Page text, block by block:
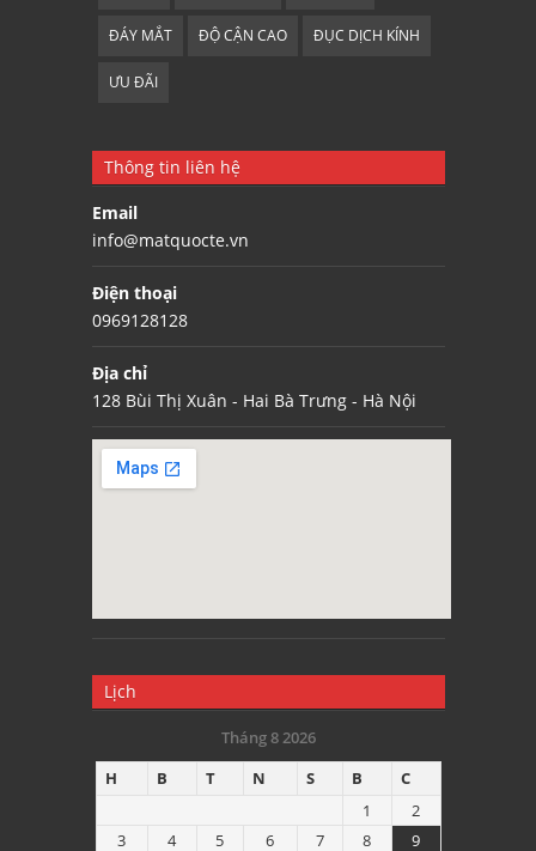
ĐÁY MẮT ĐỘ CẬN CAO ĐỤC DỊCH KÍNH
ƯU ĐÃI
Thông tin liên hệ
Email
info@matquocte.vn
Điện thoại
0969128128
Địa chỉ
128 Bùi Thị Xuân - Hai Bà Trưng - Hà Nội
Lịch
Tháng 8 2026
H
B T N S B
C
1
2
3
4 5 6 7 8 9